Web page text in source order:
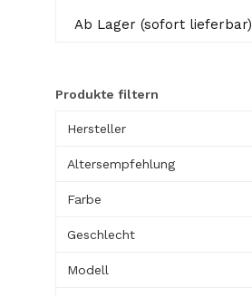
Ab Lager (sofort lieferbar)
Produkte filtern
Hersteller
Altersempfehlung
Farbe
Geschlecht
Modell